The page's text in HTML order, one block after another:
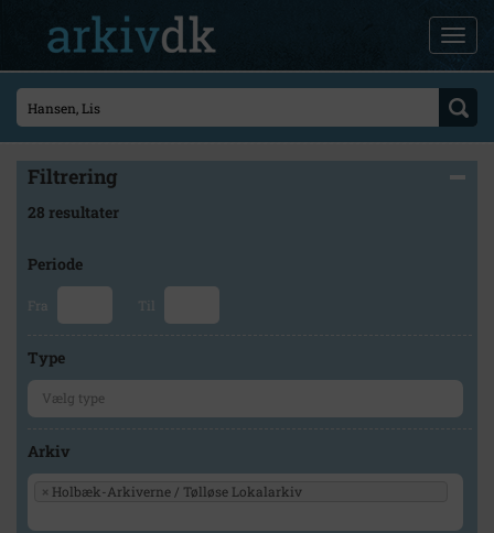
Filtrering
28 resultater
Periode
Fra Til
Type
Arkiv
× Holbæk-Arkiverne / Tølløse Lokalarkiv